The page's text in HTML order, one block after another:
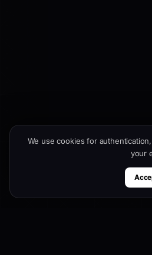
We use cookies for
your